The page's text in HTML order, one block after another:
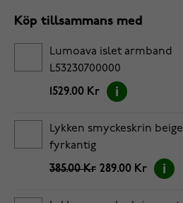
Köp tillsammans med
Lumoava islet armband
L53230700000
1529.00 Kr
Lykken smyckeskrin beige
fyrkantig
385.00 Kr 289.00 Kr